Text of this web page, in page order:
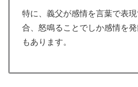
特に、義父が感情を言葉で表
合、怒鳴ることでしか感情を
もあります。